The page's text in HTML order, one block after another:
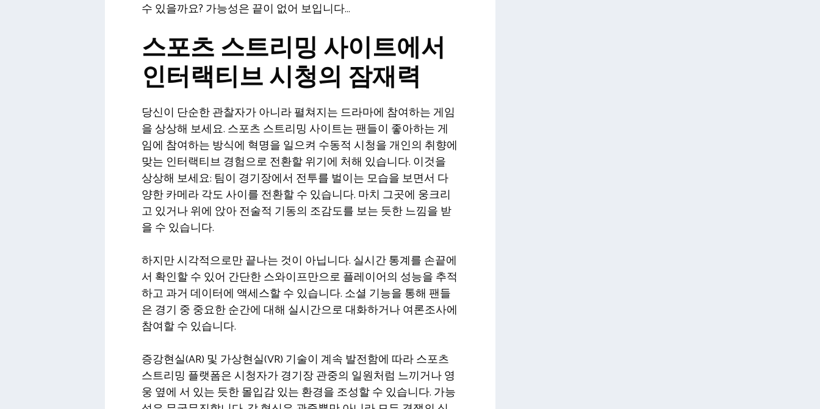
수 있을까요? 가능성은 끝이 없어 보입니다…
스포츠 스트리밍 사이트에서
인터랙티브 시청의 잠재력
당신이 단순한 관찰자가 아니라 펼쳐지는 드라마에 참여하는 게임
을 상상해 보세요. 스포츠 스트리밍 사이트는 팬들이 좋아하는 게
임에 참여하는 방식에 혁명을 일으켜 수동적 시청을 개인의 취향에
맞는 인터랙티브 경험으로 전환할 위기에 처해 있습니다. 이것을
상상해 보세요: 팀이 경기장에서 전투를 벌이는 모습을 보면서 다
양한 카메라 각도 사이를 전환할 수 있습니다. 마치 그곳에 웅크리
고 있거나 위에 앉아 전술적 기동의 조감도를 보는 듯한 느낌을 받
을 수 있습니다.
하지만 시각적으로만 끝나는 것이 아닙니다. 실시간 통계를 손끝에
서 확인할 수 있어 간단한 스와이프만으로 플레이어의 성능을 추적
하고 과거 데이터에 액세스할 수 있습니다. 소셜 기능을 통해 팬들
은 경기 중 중요한 순간에 대해 실시간으로 대화하거나 여론조사에
참여할 수 있습니다.
증강현실(AR) 및 가상현실(VR) 기술이 계속 발전함에 따라 스포츠
스트리밍 플랫폼은 시청자가 경기장 관중의 일원처럼 느끼거나 영
웅 옆에 서 있는 듯한 몰입감 있는 환경을 조성할 수 있습니다. 가능